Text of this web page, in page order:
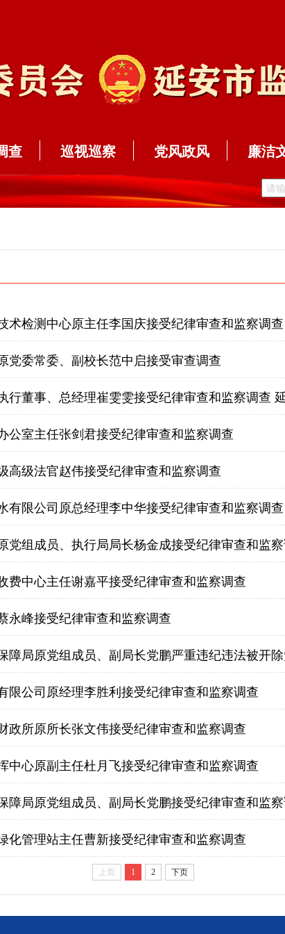
查 巡视巡察 党风政风 廉洁
术检测中心原主任李国庆接受纪律审查和监察调查
党委常委、副校长范中启接受审查调查
公室主任张剑君接受纪律审查和监察调查
高级法官赵伟接受纪律审查和监察调查
有限公司原总经理李中华接受纪律审查和监察调查
党组成员、执行局局长杨金成接受纪律审查和监
费中心主任谢嘉平接受纪律审查和监察调查
永峰接受纪律审查和监察调查
障局原党组成员、副局长党鹏严重违纪违法被开
限公司原经理李胜利接受纪律审查和监察调查
政所原所长张文伟接受纪律审查和监察调查
中心原副主任杜月飞接受纪律审查和监察调查
障局原党组成员、副局长党鹏接受纪律审查和监
化管理站主任曹新接受纪律审查和监察调查
上页 1 2 下页